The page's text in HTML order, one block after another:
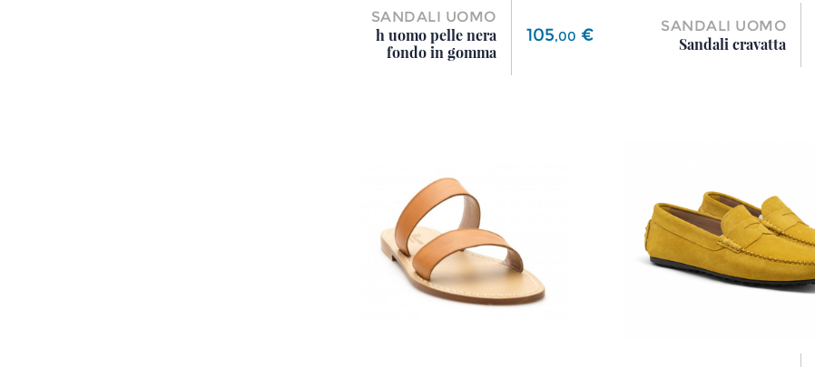
SANDALI UOMO
h uomo pelle nera
fondo in gomma
Prezzo
105,00 € SANDALI UOMO
Sandali cravatta